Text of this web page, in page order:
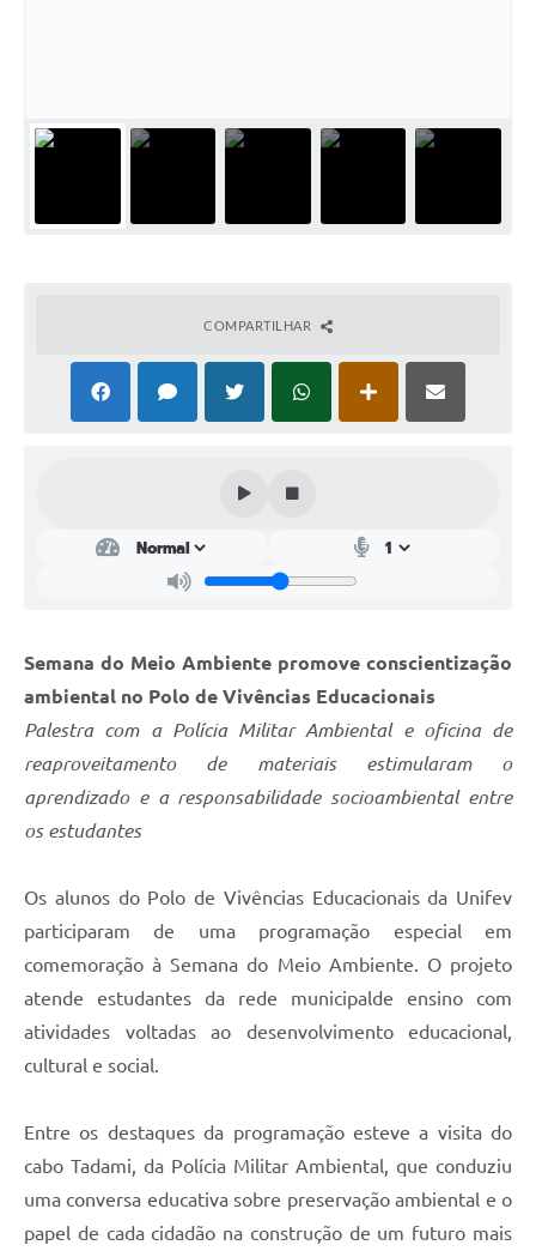
Audiências Públicas
Links
Agenda
COMPARTILHAR
Semana do Meio Ambiente promove conscientização
ambiental no Polo de Vivências Educacionais
Palestra com a Polícia Militar Ambiental e oficina de
reaproveitamento de materiais estimularam o
aprendizado e a responsabilidade socioambiental entre
os estudantes
Os alunos do Polo de Vivências Educacionais da Unifev
participaram de uma programação especial em
comemoração à Semana do Meio Ambiente. O projeto
atende estudantes da rede municipalde ensino com
atividades voltadas ao desenvolvimento educacional,
cultural e social.
Entre os destaques da programação esteve a visita do
cabo Tadami, da Polícia Militar Ambiental, que conduziu
uma conversa educativa sobre preservação ambiental e o
papel de cada cidadão na construção de um futuro mais